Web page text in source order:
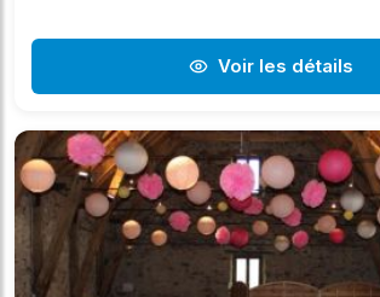
Voir les détails